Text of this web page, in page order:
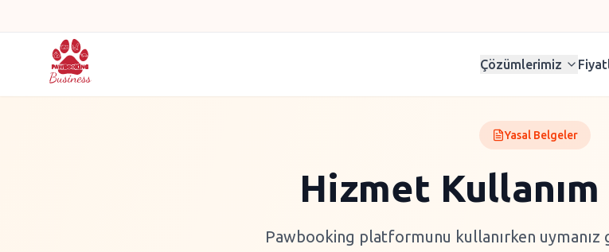
Çözümlerimiz
Yasal Belgeler
Hizmet Kullanım
Pawbooking platformunu kullanırken